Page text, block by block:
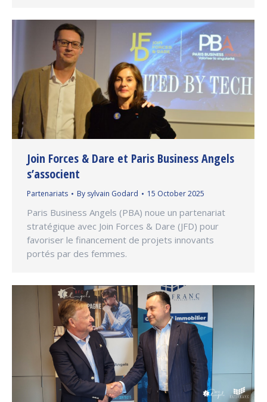
Join Forces & Dare et Paris Business Angels
s’associent
Partenariats By sylvain Godard 15 October 2025
Paris Business Angels (PBA) noue un partenariat
stratégique avec Join Forces & Dare (JFD) pour
favoriser le financement de projets innovants
portés par des femmes.